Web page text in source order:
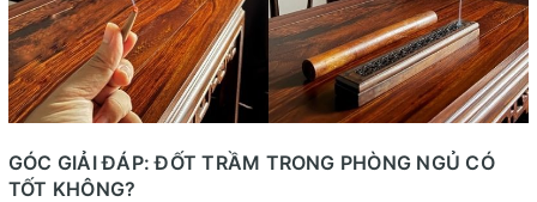
GÓC GIẢI ĐÁP: ĐỐT TRẦM TRONG PHÒNG NGỦ CÓ
TỐT KHÔNG?